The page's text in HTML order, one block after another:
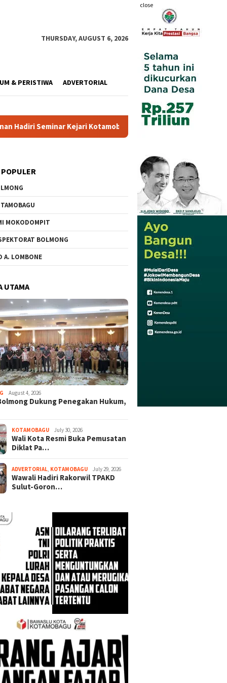
close
THURSDAY, AUGUST 6, 2026
& PERISTIWA ADVERTORIAL
Kotamobagu Wali Kota Resmi Buka Pemusatan
MOKODOMPIT
BOLMONG
A. LOMBONE
UTAMA
August 4, 2026
Dukung Penegakan Hukum,
KOTAMOBAGU July 30, 2026
Wali Kota Resmi Buka Pemusatan
Diklat Pa…
ADVERTORIAL, KOTAMOBAGU July 29, 2026
Wawali Hadiri Rakorwil TPAKD
Sulut-Goron…